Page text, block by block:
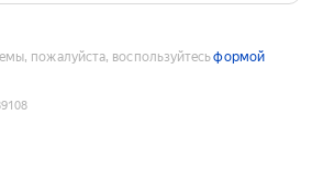
пожалуйста, воспользуйтесьформой